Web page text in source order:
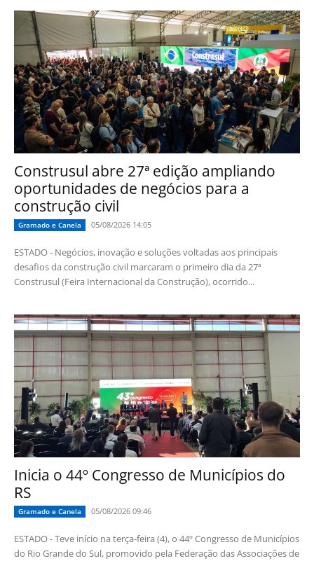
Construsul abre 27ª edição ampliando
oportunidades de negócios para a
construção civil
Gramado e Canela 05/08/2026 14:05
ESTADO - Negócios, inovação e soluções voltadas aos principais
desafios da construção civil marcaram o primeiro dia da 27ª
Construsul (Feira Internacional da Construção), ocorrido...
Inicia o 44º Congresso de Municípios do
RS
Gramado e Canela 05/08/2026 09:46
ESTADO - Teve início na terça-feira (4), o 44º Congresso de Municípios
do Rio Grande do Sul, promovido pela Federação das Associações de